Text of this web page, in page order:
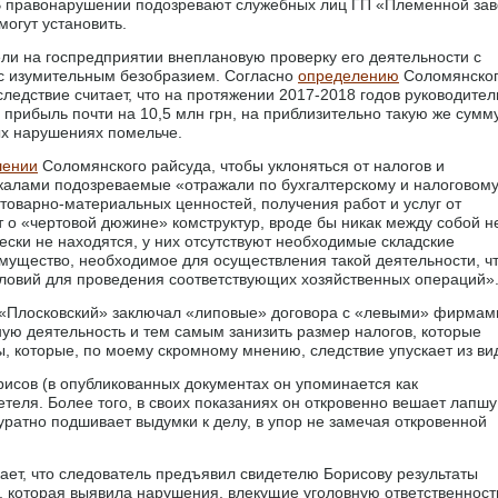
правонарушении подозревают служебных лиц ГП «Племенной
установить.
на госпредприятии внеплановую проверку его деятельности с
изумительным безобразием. Согласно определению
считает, что на протяжении 2017-2018 годов
прибыль почти на 10,5 млн грн, на приблизительно такую же
нарушениях помельче.
Соломянского райсуда, чтобы уклоняться от налогов и
подозреваемые «отражали по бухгалтерскому и налоговому
материальных ценностей, получения работ и услуг от
о «чертовой дюжине» комструктур, вроде бы никак между собой
не находятся, у них отсутствуют необходимые складские
необходимое для осуществления такой деятельности,
для проведения соответствующих хозяйственных операций».
заключал «липовые» договора с «левыми»
деятельность и тем самым занизить размер налогов, которые
которые, по моему скромному мнению, следствие упускает из
(в опубликованных документах он упоминается как
Более того, в своих показаниях он откровенно вешает лапшу
подшивает выдумки к делу, в упор не замечая откровенной
что следователь предъявил свидетелю Борисову результаты
выявила нарушения, влекущие уголовную